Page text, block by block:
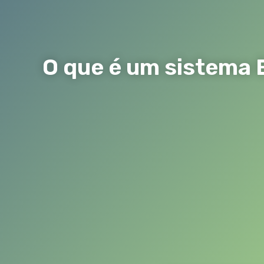
O que é um sistema